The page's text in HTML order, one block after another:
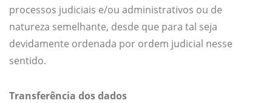
processos judiciais e/ou administrativos ou de
natureza semelhante, desde que para tal seja
devidamente ordenada por ordem judicial nesse
sentido.
Transferência dos dados